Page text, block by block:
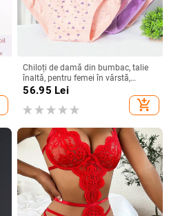
Chiloți de damă din bumbac, talie
înaltă, pentru femei în vârstă,
croială lejeră, mărime mare
56.95 Lei
add_shopping_cart